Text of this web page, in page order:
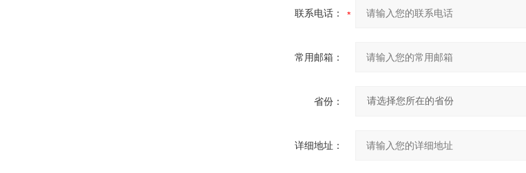
联系电话：
常用邮箱：
省份：
详细地址：